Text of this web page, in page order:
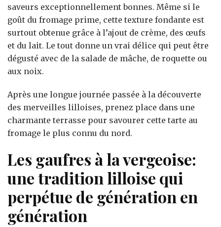
saveurs exceptionnellement bonnes. Même si le
goût du fromage prime, cette texture fondante est
surtout obtenue grâce à l’ajout de crème, des œufs
et du lait. Le tout donne un vrai délice qui peut être
dégusté avec de la salade de mâche, de roquette ou
aux noix.
Après une longue journée passée à la découverte
des merveilles lilloises, prenez place dans une
charmante terrasse pour savourer cette tarte au
fromage le plus connu du nord.
Les gaufres à la vergeoise:
une tradition lilloise qui
perpétue de génération en
génération